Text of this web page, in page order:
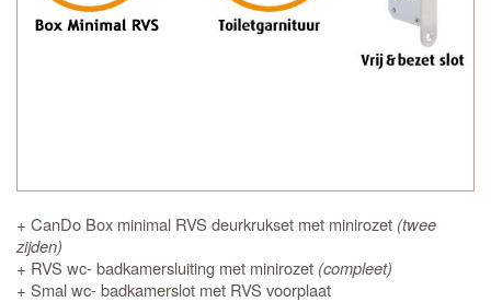
+ CanDo Box minimal RVS deurkrukset met minirozet (twee
zijden)
+ RVS wc- badkamersluiting met minirozet (compleet)
+ Smal wc- badkamerslot met RVS voorplaat